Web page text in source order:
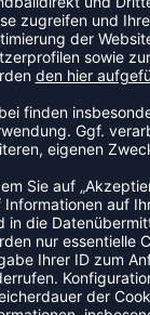
und Farbe